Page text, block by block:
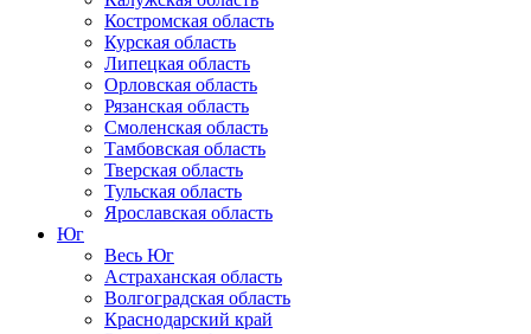
Костромская область
Курская область
Липецкая область
Орловская область
Рязанская область
Смоленская область
Тамбовская область
Тверская область
Тульская область
Ярославская область
Юг
Весь Юг
Астраханская область
Волгоградская область
Краснодарский край